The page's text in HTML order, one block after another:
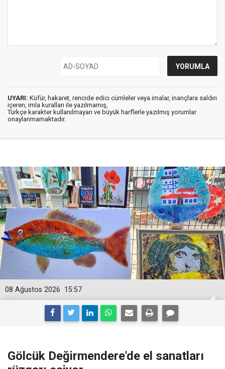
UYARI: Küfür, hakaret, rencide edici cümleler veya imalar, inançlara saldırı
içeren, imla kuralları ile yazılmamış,
Türkçe karakter kullanılmayan ve büyük harflerle yazılmış yorumlar
onaylanmamaktadır.
15:57
08 Ağustos 2026
Gölcük Değirmendere'de el sanatları